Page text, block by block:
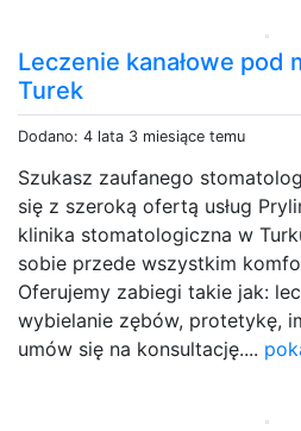
Leczenie kanałowe pod
Turek
Dodano: 4 lata 3 miesiące temu
Szukasz zaufanego
się z szeroką ofertą usług
klinika stomatologiczna w
sobie przede wszystkim
Oferujemy zabiegi takie jak:
wybielanie zębów, protetykę,
umów się na konsultację....